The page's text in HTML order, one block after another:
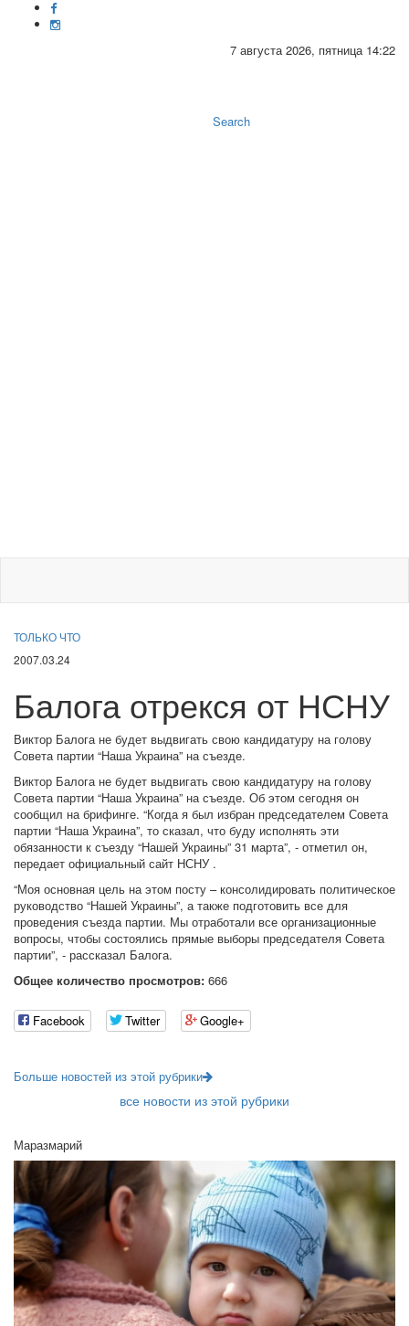
7 августа 2026, пятница 14:22
Search
ТОЛЬКО ЧТО
2007.03.24
Балога отрекся от НСНУ
Виктор Балога не будет выдвигать свою кандидатуру на голову
Совета партии “Наша Украина” на съезде.
Виктор Балога не будет выдвигать свою кандидатуру на голову
Совета партии “Наша Украина” на съезде. Об этом сегодня он
сообщил на брифинге. “Когда я был избран председателем Совета
партии “Наша Украина”, то сказал, что буду исполнять эти
обязанности к съезду “Нашей Украины” 31 марта”, - отметил он,
передает официальный сайт НСНУ .
“Моя основная цель на этом посту – консолидировать политическое
руководство “Нашей Украины”, а также подготовить все для
проведения съезда партии. Мы отработали все организационные
вопросы, чтобы состоялись прямые выборы председателя Совета
партии”, - рассказал Балога.
Общее количество просмотров: 666
Facebook Twitter Google+
Больше новостей из этой рубрики
все новости из этой рубрики
Маразмарий